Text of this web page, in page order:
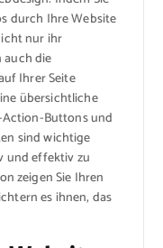
durch Ihre Website
nur ihr
auch die
Ihrer Seite
übersichtliche
Buttons und
sind wichtige
und effektiv zu
zeigen Sie Ihren
es ihnen, das